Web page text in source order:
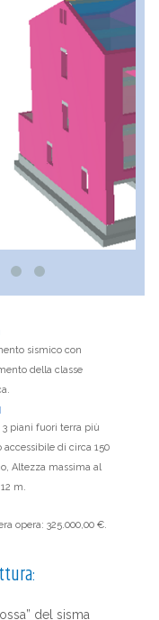
sismico con
della classe
3 piani fuori terra più
accessibile di circa 150
Altezza massima al
m.
opera: 325.000,00 €.
del sisma